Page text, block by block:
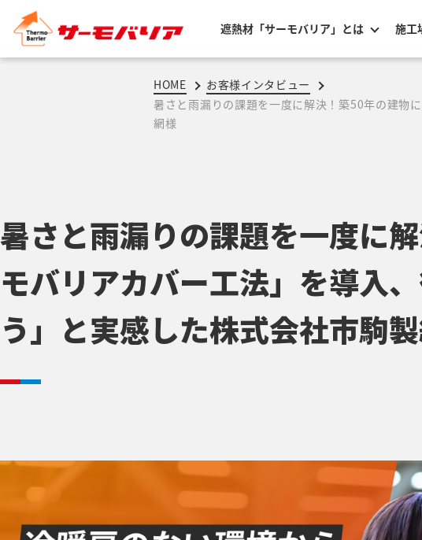
遮熱材「サーモバリア」とは 施工
HOME
お客様インタビュー
暑さと雨漏りの課題を一度に解決！築50年の建物
網様
暑さと雨漏りの課題を一度に
モバリアカバー工法」を導入
う」と実感した株式会社市駒